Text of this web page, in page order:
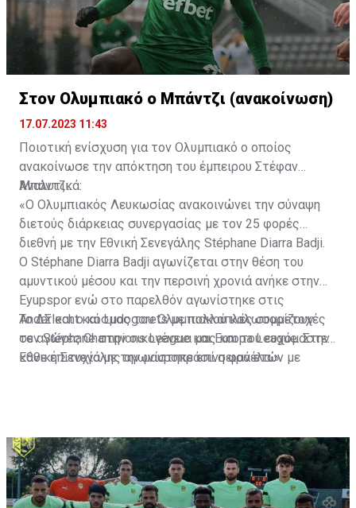
Στον Ολυμπιακό ο Μπάντζι (ανακοίνωση)
17.07.2023 11:43
Ποιοτική ενίσχυση για τον Ολυμπιακό ο οποίος
ανακοίνωσε την απόκτηση του έμπειρου Στέφαν
Μπάντζι.
Αναλυτικά:
«Ο Ολυμπιακός Λευκωσίας ανακοινώνει την σύναψη
διετούς διάρκειας συνεργασίας με τον 25 φορές
διεθνή με την Εθνική Σενεγάλης Stéphane Diarra Badji.
Ο Stéphane Diarra Badji αγωνίζεται στην θέση του
αμυντικού μέσου και την περσινή χρονιά ανήκε στην
Eyupspor ενώ στο παρελθόν αγωνίστηκε στις
Anderlecht και Ludogorets με πολλαπλές συμμετοχές
σε αγώνες Champions League και Europa League. Στην
Εθνική Σενεγάλης αγωνίστηκε επί σειρά ετών με
Το ΔΣ και ο κόσμος του Ολυμπιακού καλωσορίζουν
τον Stéphane στην οικογένεια μας και του ευχόμαστε
κάθε επιτυχία με την μαυροπράσινη φανέλα.»